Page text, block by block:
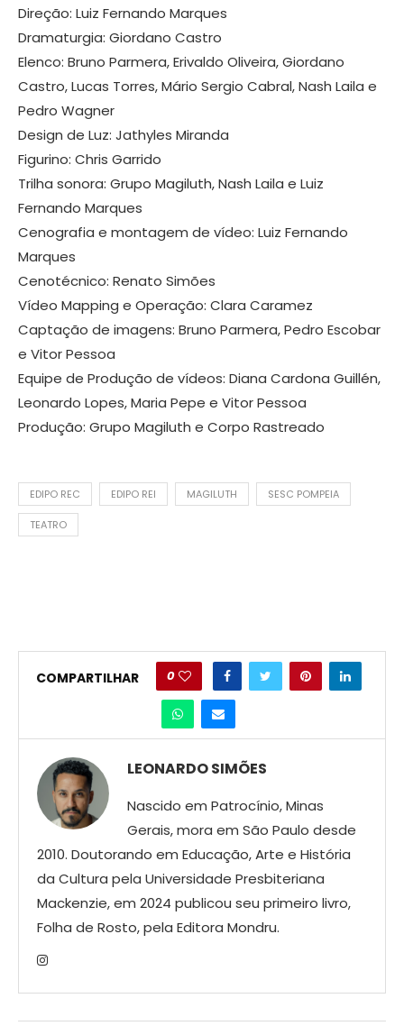
Direção: Luiz Fernando Marques
Dramaturgia: Giordano Castro
Elenco: Bruno Parmera, Erivaldo Oliveira, Giordano
Castro, Lucas Torres, Mário Sergio Cabral, Nash Laila e
Pedro Wagner
Design de Luz: Jathyles Miranda
Figurino: Chris Garrido
Trilha sonora: Grupo Magiluth, Nash Laila e Luiz
Fernando Marques
Cenografia e montagem de vídeo: Luiz Fernando
Marques
Cenotécnico: Renato Simões
Vídeo Mapping e Operação: Clara Caramez
Captação de imagens: Bruno Parmera, Pedro Escobar
e Vitor Pessoa
Equipe de Produção de vídeos: Diana Cardona Guillén,
Leonardo Lopes, Maria Pepe e Vitor Pessoa
Produção: Grupo Magiluth e Corpo Rastreado
EDIPO REC EDIPO REI MAGILUTH SESC POMPEIA
TEATRO
COMPARTILHAR 0
LEONARDO SIMÕES
Nascido em Patrocínio, Minas
Gerais, mora em São Paulo desde
2010. Doutorando em Educação, Arte e História
da Cultura pela Universidade Presbiteriana
Mackenzie, em 2024 publicou seu primeiro livro,
Folha de Rosto, pela Editora Mondru.